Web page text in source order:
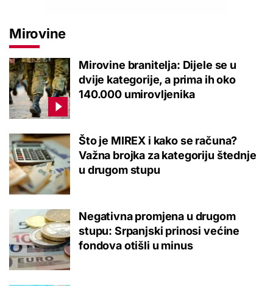
Mirovine
Mirovine branitelja: Dijele se u
dvije kategorije, a prima ih oko
140.000 umirovljenika
Što je MIREX i kako se računa?
Važna brojka za kategoriju štednje
u drugom stupu
Negativna promjena u drugom
stupu: Srpanjski prinosi većine
fondova otišli u minus